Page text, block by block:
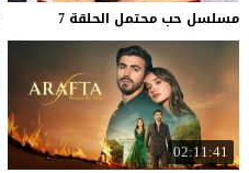
مسلسل حب محتمل الحلقة 7
02:11:41